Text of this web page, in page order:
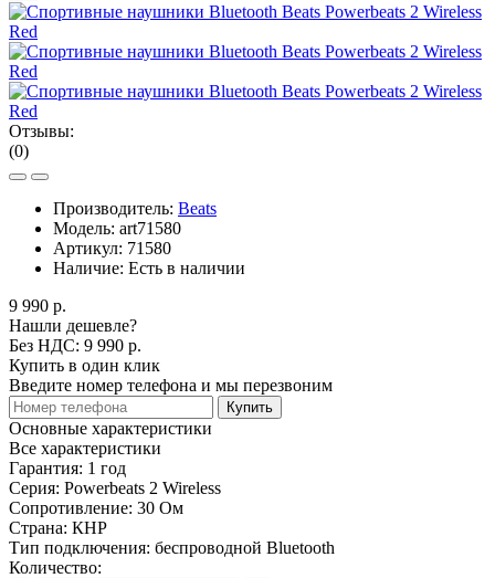
Отзывы:
(0)
Производитель: Beats
Модель: art71580
Артикул: 71580
Наличие: Есть в наличии
9 990 р.
Нашли дешевле?
Без НДС: 9 990 р.
Купить в один клик
Введите номер телефона и мы перезвоним
Купить
Основные характеристики
Все характеристики
Гарантия: 1 год
Серия: Powerbeats 2 Wireless
Сопротивление: 30 Ом
Страна: КНР
Тип подключения: беспроводной Bluetooth
Количество: